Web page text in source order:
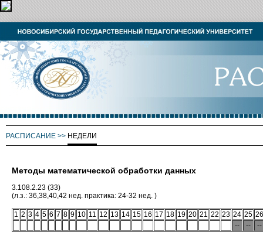
РАСПИСАНИЕ >> НЕДЕЛИ
Методы математической обработки данных
3.108.2.23 (33)
(л.з.: 36,38,40,42 нед. практика: 24-32 нед. )
1 2 3 4 5 6 7 8 9 10 11 12 13 14 15 16 17 18 19 20 21 22 23 24 25 26
--
-- --